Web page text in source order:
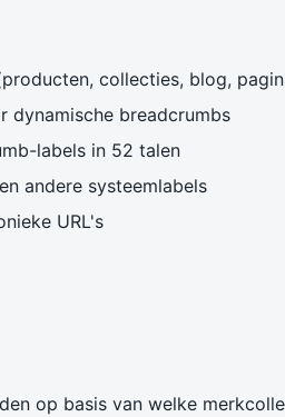
collecties, blog,
dynamische breadcrumbs
labels in 52 talen
andere systeemlabels
URL's
op basis van welke